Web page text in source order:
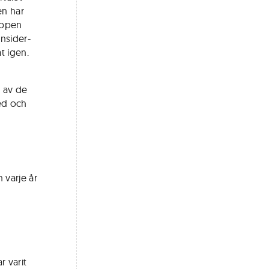
har
igen.
av de
och
varje år
varit